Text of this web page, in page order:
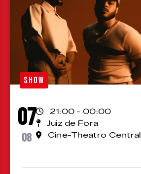
SHOW
07
08
21:00 - 00:00
Juiz de Fora
Cine-Theatro Central